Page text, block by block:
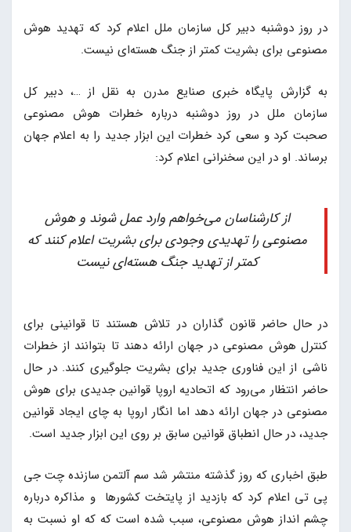
در روز دوشنبه دبیر کل سازمان ملل اعلام کرد که تهدید هوش
مصنوعی برای بشریت کمتر از جنگ هسته‌ای نیست.
به گزارش پایگاه خبری صنایع مدرن به نقل از …، دبیر کل
سازمان ملل در روز دوشنبه درباره خطرات هوش مصنوعی
صحبت کرد و سعی کرد خطرات این ابزار جدید را به اعلام جهان
برساند. او در این سخنرانی اعلام کرد:
از کارشناسان می‌خواهم وارد عمل شوند و هوش
مصنوعی را تهدیدی وجودی برای بشریت اعلام کنند که
کمتر از تهدید جنگ هسته‌ای نیست
در حال حاضر قانون گذاران در تلاش هستند تا قوانینی برای
کنترل هوش مصنوعی در جهان ارائه دهند تا بتوانند از خطرات
ناشی از این فناوری جدید برای بشریت جلوگیری کنند. در حال
حاضر انتظار می‌رود که اتحادیه اروپا قوانین جدیدی برای هوش
مصنوعی در جهان ارائه دهد اما انگار اروپا به چای ایجاد قوانین
جدید، در حال انطباق قوانین سابق بر روی این ابزار جدید است.
طبق اخباری که روز گذشته منتشر شد سم آلتمن سازنده چت جی
پی تی اعلام کرد که بازدید از پایتخت کشورها و مذاکره درباره
چشم انداز هوش مصنوعی، سبب شده است که که او نسبت به